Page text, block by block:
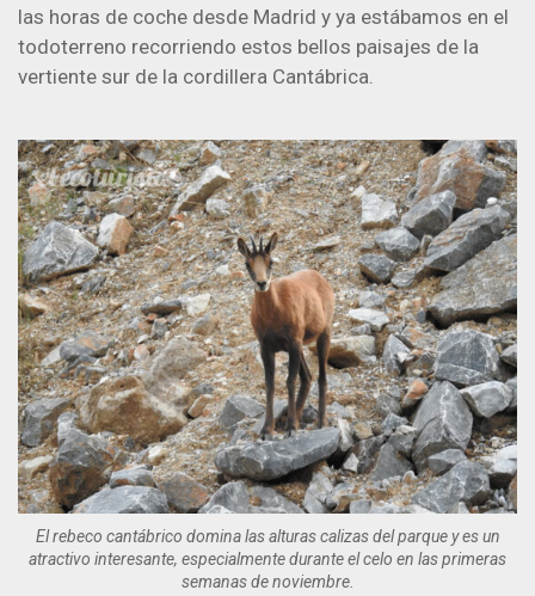
las horas de coche desde Madrid y ya estábamos en el
todoterreno recorriendo estos bellos paisajes de la
vertiente sur de la cordillera Cantábrica.
El rebeco cantábrico domina las alturas calizas del parque y es un
atractivo interesante, especialmente durante el celo en las primeras
semanas de noviembre.